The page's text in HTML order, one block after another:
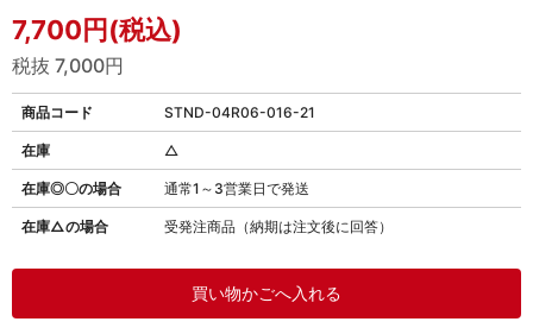
7,700円(税込)
税抜 7,000円
商品コード STND-04R06-016-21
在庫◎〇の場合 通常1～3営業日で発送
在庫△の場合 受発注商品（納期は注文後に回答）
在庫 △